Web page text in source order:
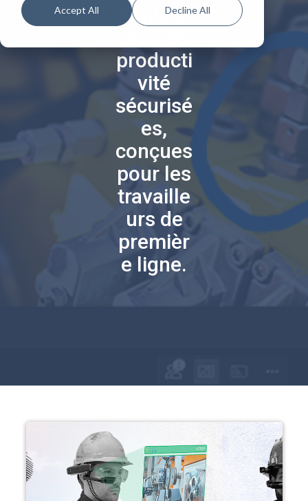
Accept All Decline All
Applicat
producti
vité
sécurisé
es,
conçues
pour les
travaille
urs de
premièr
e ligne.